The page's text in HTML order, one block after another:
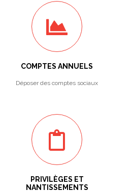
COMPTES ANNUELS
Déposer des comptes sociaux
PRIVILÈGES ET
NANTISSEMENTS